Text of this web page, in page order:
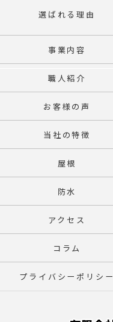
選ばれる理由
事業内容
職人紹介
お客様の声
当社の特徴
屋根
防水
アクセス
コラム
プライバシーポリシー